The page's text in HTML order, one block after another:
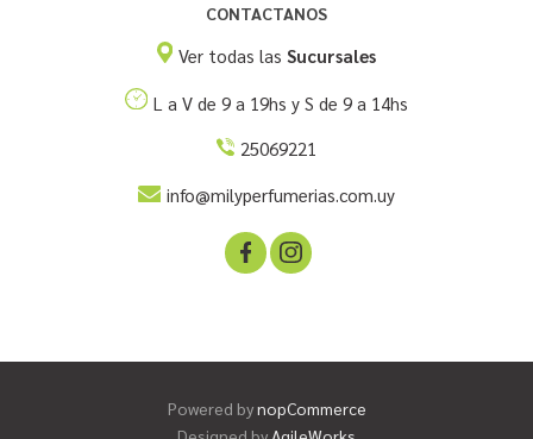
CONTACTANOS
Ver todas las Sucursales
L a V de 9 a 19hs y S de 9 a 14hs
25069221
info@milyperfumerias.com.uy
Powered bynopCommerce